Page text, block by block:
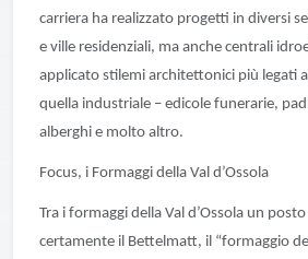
carriera ha realizzato progetti in diversi
e ville residenziali, ma anche centrali
applicato stilemi architettonici più legati
quella industriale – edicole funerarie,
alberghi e molto altro.
Focus, i Formaggi della Val d’Ossola
Tra i formaggi della Val d’Ossola un
certamente il Bettelmatt, il “formaggio